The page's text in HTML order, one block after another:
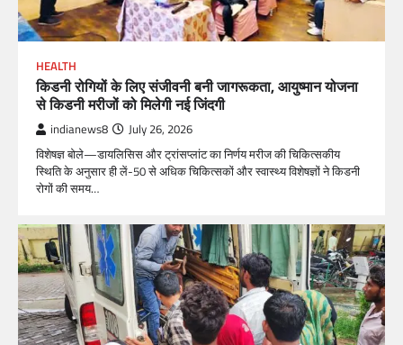
HEALTH
किडनी रोगियों के लिए संजीवनी बनी जागरूकता, आयुष्मान योजना
से किडनी मरीजों को मिलेगी नई जिंदगी
indianews8 July 26, 2026
विशेषज्ञ बोले—डायलिसिस और ट्रांसप्लांट का निर्णय मरीज की चिकित्सकीय
स्थिति के अनुसार ही लें-50 से अधिक चिकित्सकों और स्वास्थ्य विशेषज्ञों ने किडनी
रोगों की समय…